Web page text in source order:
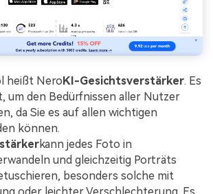
heißt Nero KI-Gesichtsverstärker. Es
um den Bedürfnissen aller Nutzer
da Sie es auf allen wichtigen
können.
kann jedes Foto in
und gleichzeitig Porträts
besonders solche mit